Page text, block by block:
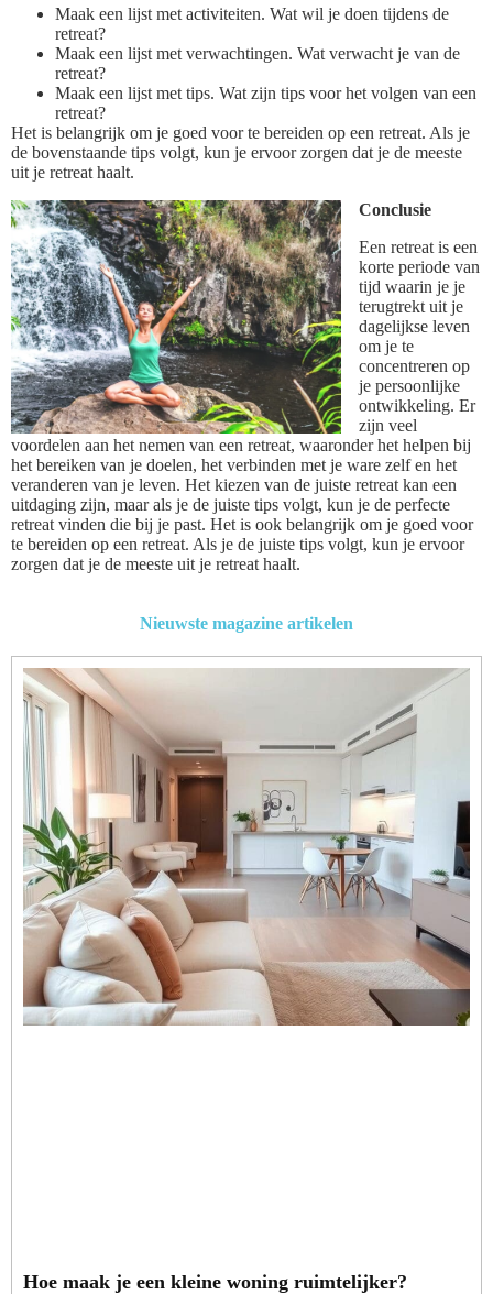
Maak een lijst met activiteiten. Wat wil je doen tijdens de
retreat?
Maak een lijst met verwachtingen. Wat verwacht je van de
retreat?
Maak een lijst met tips. Wat zijn tips voor het volgen van een
retreat?
Het is belangrijk om je goed voor te bereiden op een retreat. Als je
de bovenstaande tips volgt, kun je ervoor zorgen dat je de meeste
uit je retreat haalt.
Conclusie
Een retreat is een
korte periode van
tijd waarin je je
terugtrekt uit je
dagelijkse leven
om je te
concentreren op
je persoonlijke
ontwikkeling. Er
zijn veel
voordelen aan het nemen van een retreat, waaronder het helpen bij
het bereiken van je doelen, het verbinden met je ware zelf en het
veranderen van je leven. Het kiezen van de juiste retreat kan een
uitdaging zijn, maar als je de juiste tips volgt, kun je de perfecte
retreat vinden die bij je past. Het is ook belangrijk om je goed voor
te bereiden op een retreat. Als je de juiste tips volgt, kun je ervoor
zorgen dat je de meeste uit je retreat haalt.
Nieuwste magazine artikelen
Hoe maak je een kleine woning ruimtelijker?